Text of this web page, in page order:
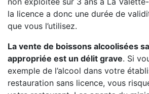
la licence a donc une durée de
que vous l’utilisez.
La vente de boissons alcoolisées
appropriée est un délit grave. Si
exemple de l’alcool dans votre
restauration sans licence, vous